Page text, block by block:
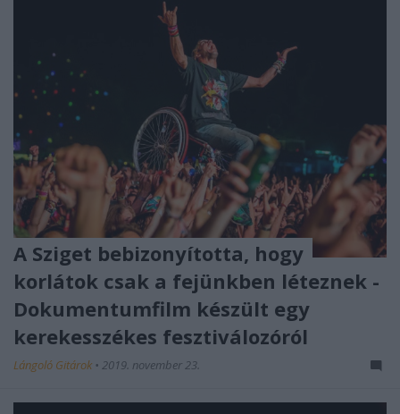
A Sziget bebizonyította, hogy
korlátok csak a fejünkben léteznek -
Dokumentumfilm készült egy
kerekesszékes fesztiválozóról
Lángoló Gitárok • 2019. november 23.